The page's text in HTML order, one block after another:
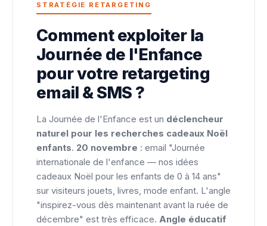
STRATÉGIE RETARGETING
Comment exploiter la
Journée de l'Enfance
pour votre retargeting
email & SMS ?
La Journée de l'Enfance est un déclencheur
naturel pour les recherches cadeaux Noël
enfants. 20 novembre : email "Journée
internationale de l'enfance — nos idées
cadeaux Noël pour les enfants de 0 à 14 ans"
sur visiteurs jouets, livres, mode enfant. L'angle
"inspirez-vous dès maintenant avant la ruée de
décembre" est très efficace. Angle éducatif